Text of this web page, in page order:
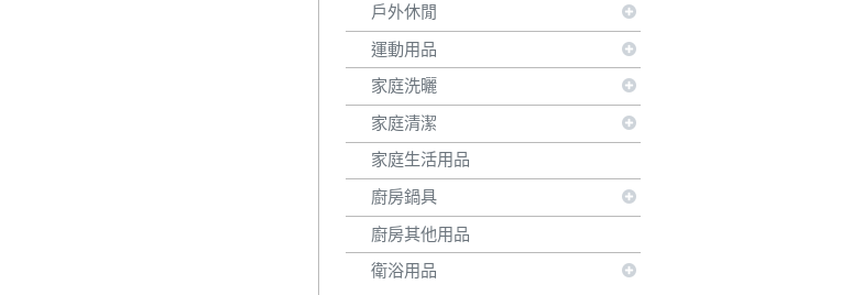
戶外休閒
運動用品
家庭洗曬
家庭清潔
家庭生活用品
廚房鍋具
廚房其他用品
衛浴用品